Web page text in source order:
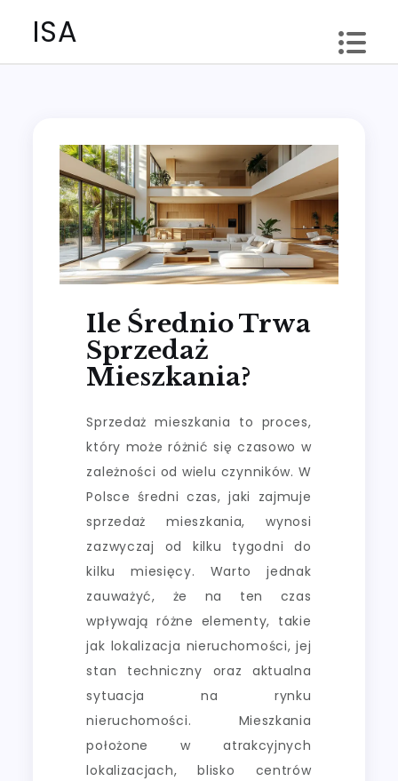
ISA
Ile Średnio Trwa
Sprzedaż
Mieszkania?
Sprzedaż mieszkania to proces,
który może różnić się czasowo w
zależności od wielu czynników. W
Polsce średni czas, jaki zajmuje
sprzedaż mieszkania, wynosi
zazwyczaj od kilku tygodni do
kilku miesięcy. Warto jednak
zauważyć, że na ten czas
wpływają różne elementy, takie
jak lokalizacja nieruchomości, jej
stan techniczny oraz aktualna
sytuacja na rynku
nieruchomości. Mieszkania
położone w atrakcyjnych
lokalizacjach, blisko centrów